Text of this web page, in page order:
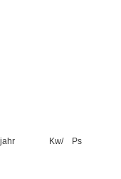
Kw/ Ps